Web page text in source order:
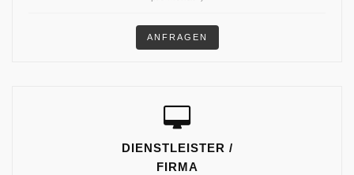
ANFRAGEN
DIENSTLEISTER /
FIRMA